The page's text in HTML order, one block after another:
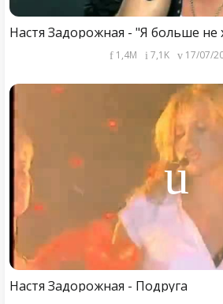
Настя Задорожная - "Я больше не
1,4M 7,1K 17/07/
Настя Задорожная - Подруга